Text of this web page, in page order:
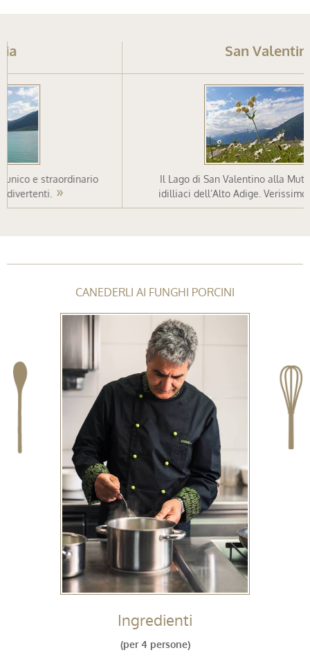
Il Lago di San Valentino alla Muta è tra i laghi più
idilliaci dell’Alto Adige. Verissimo, secondo noi!
CANEDERLI AI FUNGHI PORCINI
Ingredienti
(per 4 persone)